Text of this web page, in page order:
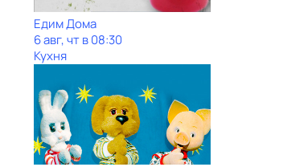
Едим Дома
6 авг, чт в 08:30
Кухня